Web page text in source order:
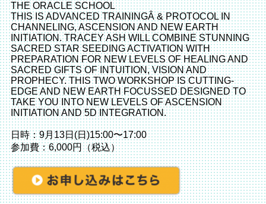
THE ORACLE SCHOOL
THIS IS ADVANCED TRAININGÂ & PROTOCOL IN
CHANNELING, ASCENSION AND NEW EARTH
INITIATION. TRACEY ASH WILL COMBINE STUNNING
SACRED STAR SEEDING ACTIVATION WITH
PREPARATION FOR NEW LEVELS OF HEALING AND
SACRED GIFTS OF INTUITION, VISION AND
PROPHECY. THIS TWO WORKSHOP IS CUTTING-
EDGE AND NEW EARTH FOCUSSED DESIGNED TO
TAKE YOU INTO NEW LEVELS OF ASCENSION
INITIATION AND 5D INTEGRATION.
日時：9月13日(日)15:00〜17:00
参加費：6,000円（税込）